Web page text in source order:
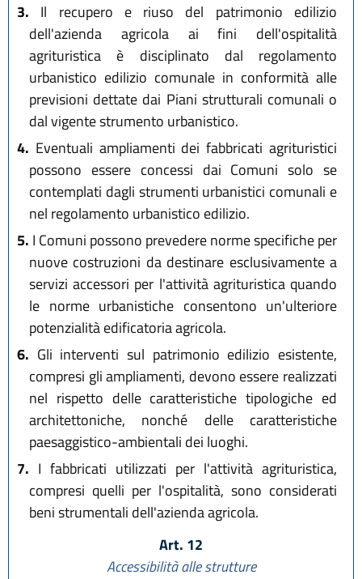
3. Il recupero e riuso del patrimonio edilizio
dell'azienda agricola ai fini dell'ospitalità
agrituristica è disciplinato dal regolamento
urbanistico edilizio comunale in conformità alle
previsioni dettate dai Piani strutturali comunali o
dal vigente strumento urbanistico.
4. Eventuali ampliamenti dei fabbricati agrituristici
possono essere concessi dai Comuni solo se
contemplati dagli strumenti urbanistici comunali e
nel regolamento urbanistico edilizio.
5. I Comuni possono prevedere norme specifiche per
nuove costruzioni da destinare esclusivamente a
servizi accessori per l'attività agrituristica quando
le norme urbanistiche consentono un'ulteriore
potenzialità edificatoria agricola.
6. Gli interventi sul patrimonio edilizio esistente,
compresi gli ampliamenti, devono essere realizzati
nel rispetto delle caratteristiche tipologiche ed
architettoniche, nonché delle caratteristiche
paesaggistico-ambientali dei luoghi.
7. I fabbricati utilizzati per l'attività agrituristica,
compresi quelli per l'ospitalità, sono considerati
beni strumentali dell'azienda agricola.
Art. 12
Accessibilità alle strutture